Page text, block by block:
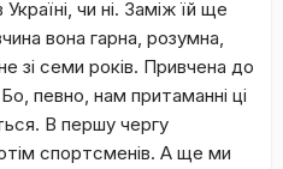
чи ні. Заміж їй ще
вона гарна, розумна,
зі семи років. Привчена до
певно, нам притаманні ці
В першу чергу
спортсменів. А ще ми